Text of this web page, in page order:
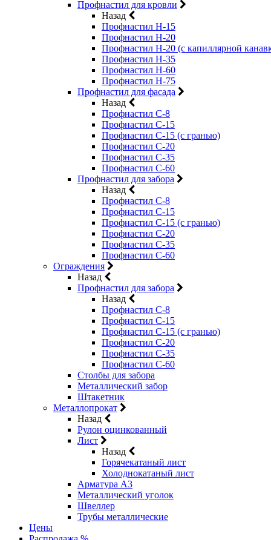
Профнастил для кровли
Назад
Профнастил Н-15
Профнастил Н-20
Профнастил Н-20 (с капиллярной
Профнастил Н-35
Профнастил Н-60
Профнастил Н-75
Профнастил для фасада
Назад
Профнастил С-8
Профнастил С-15
Профнастил С-15 (с гранью)
Профнастил С-20
Профнастил С-35
Профнастил С-60
Профнастил для забора
Назад
Профнастил С-8
Профнастил С-15
Профнастил С-15 (с гранью)
Профнастил С-20
Профнастил С-35
Профнастил С-60
Ограждения
Назад
Профнастил для забора
Назад
Профнастил С-8
Профнастил С-15
Профнастил С-15 (с гранью)
Профнастил С-20
Профнастил С-35
Профнастил С-60
Столбы для забора
Металлический забор
Штакетник
Металлопрокат
Назад
Рулон оцинкованный
Лист
Назад
Горячекатаный лист
Холоднокатаный лист
Арматура А3
Металлический уголок
Швеллер
Трубы металлические
Цены